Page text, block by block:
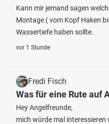
Kann mir jemand sagen
Montage ( vom Kopf Haken
Wassertiefe haben sollte.
vor 1 Stunde
Fredi Fisch
Was für eine Rute auf
Hey Angelfreunde,
mich würde mal